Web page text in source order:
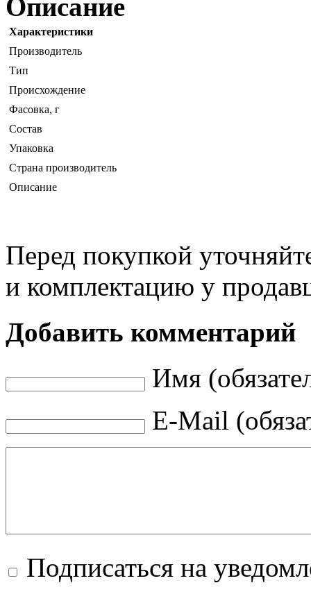
Описание
Характеристики
Производитель
Тип
Происхождение
Фасовка, г
Состав
Упаковка
Страна производитель
Описание
Перед покупкой
и комплектацию у
Добавить комментарий
Имя
E-Mail
Подписаться на